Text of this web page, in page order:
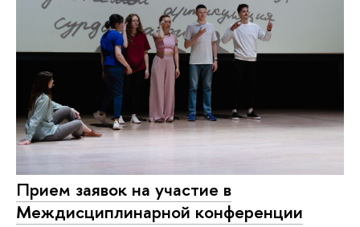
Прием заявок на участие в
Междисциплинарной конференции